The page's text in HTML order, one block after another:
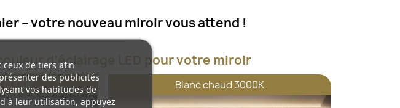
– votre nouveau miroir vous attend !
d’éclairage LED pour votre miroir
4000K Blanc chaud 3000K
ceux de tiers afin
des publicités
vos habitudes de
à leur utilisation, appuyez